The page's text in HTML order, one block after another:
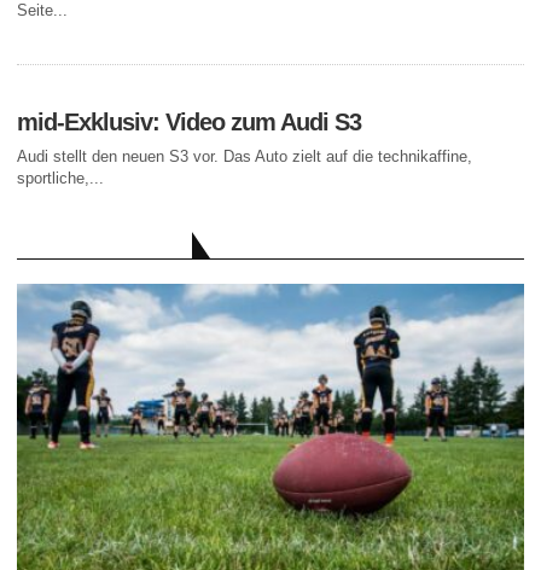
Seite...
mid-Exklusiv: Video zum Audi S3
Audi stellt den neuen S3 vor. Das Auto zielt auf die technikaffine,
sportliche,...